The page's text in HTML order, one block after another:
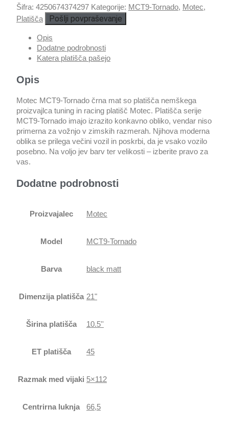
Šifra: 4250674374297 Kategorije: MCT9-Tornado, Motec,
Platišča
Pošlji povpraševanje
Opis
Dodatne podrobnosti
Katera platišča pašejo
Opis
Motec MCT9-Tornado črna mat so platišča nemškega
proizvajlca tuning in racing platišč Motec. Platišča serije
MCT9-Tornado imajo izrazito konkavno obliko, vendar niso
primerna za vožnjo v zimskih razmerah. Njihova moderna
oblika se prilega večini vozil in poskrbi, da je vsako vozilo
posebno. Na voljo jev barv ter velikosti – izberite pravo za
vas.
Dodatne podrobnosti
Proizvajalec Motec
Model MCT9-Tornado
Barva black matt
Dimenzija platišča 21"
Širina platišča 10.5''
ET platišča 45
Razmak med vijaki 5×112
Centrirna luknja 66,5